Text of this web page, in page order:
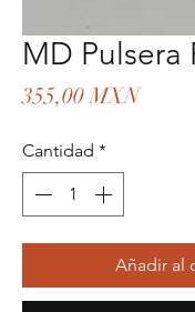
MD Pulsera
355,00 MXNPrecio
Cantidad *
Añadir al